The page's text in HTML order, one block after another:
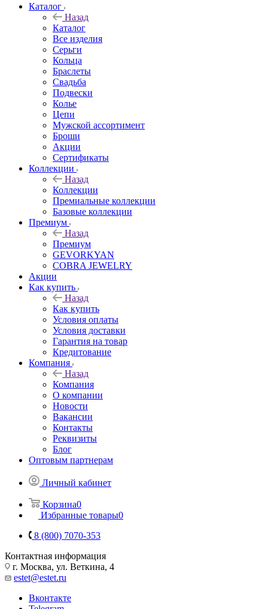
Каталог
Назад
Каталог
Все изделия
Серьги
Кольца
Браслеты
Свадьба
Подвески
Колье
Цепи
Мужской ассортимент
Броши
Акции
Сертификаты
Коллекции
Назад
Коллекции
Премиальные коллекции
Базовые коллекции
Премиум
Назад
Премиум
GEVORKYAN
COBRA JEWELRY
Акции
Как купить
Назад
Как купить
Условия оплаты
Условия доставки
Гарантия на товар
Кредитование
Компания
Назад
Компания
О компании
Новости
Вакансии
Контакты
Реквизиты
Блог
Оптовым партнерам
Личный кабинет
Корзина0
Избранные товары0
8 (800) 7070-353
Контактная информация
г. Москва, ул. Веткина, 4
estet@estet.ru
Вконтакте